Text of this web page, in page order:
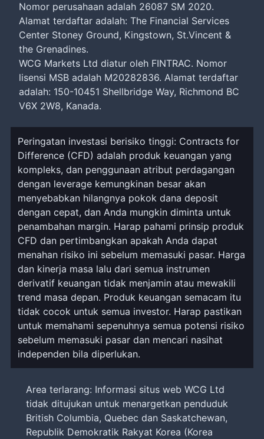
Nomor perusahaan adalah 26087 SM 2020.
Alamat terdaftar adalah: The Financial Services
Center Stoney Ground, Kingstown, St.Vincent &
the Grenadines.
WCG Markets Ltd diatur oleh FINTRAC. Nomor
lisensi MSB adalah M20282836. Alamat terdaftar
adalah: 150-10451 Shellbridge Way, Richmond BC
V6X 2W8, Kanada.
Peringatan investasi berisiko tinggi: Contracts for
Difference (CFD) adalah produk keuangan yang
kompleks, dan penggunaan atribut perdagangan
dengan leverage kemungkinan besar akan
menyebabkan hilangnya pokok dana deposit
dengan cepat, dan Anda mungkin diminta untuk
penambahan margin. Harap pahami prinsip produk
CFD dan pertimbangkan apakah Anda dapat
menahan risiko ini sebelum memasuki pasar. Harga
dan kinerja masa lalu dari semua instrumen
derivatif keuangan tidak menjamin atau mewakili
trend masa depan. Produk keuangan semacam itu
tidak cocok untuk semua investor. Harap pastikan
untuk memahami sepenuhnya semua potensi risiko
sebelum memasuki pasar dan mencari nasihat
independen bila diperlukan.
Area terlarang: Informasi situs web WCG Ltd
tidak ditujukan untuk menargetkan penduduk
British Columbia, Quebec dan Saskatchewan,
Republik Demokratik Rakyat Korea (Korea